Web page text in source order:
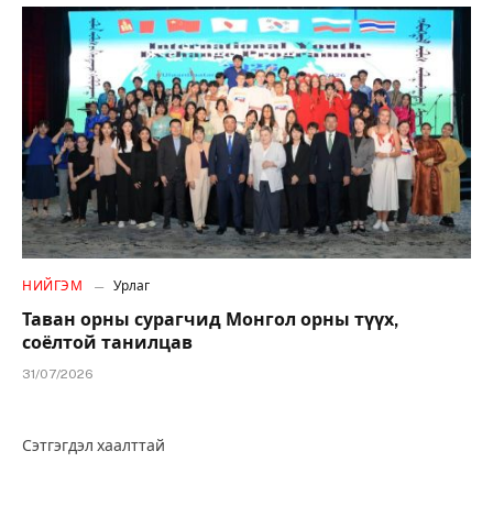
НИЙГЭМ Урлаг
Таван орны сурагчид Монгол орны түүх,
соёлтой танилцав
31/07/2026
Сэтгэгдэл хаалттай